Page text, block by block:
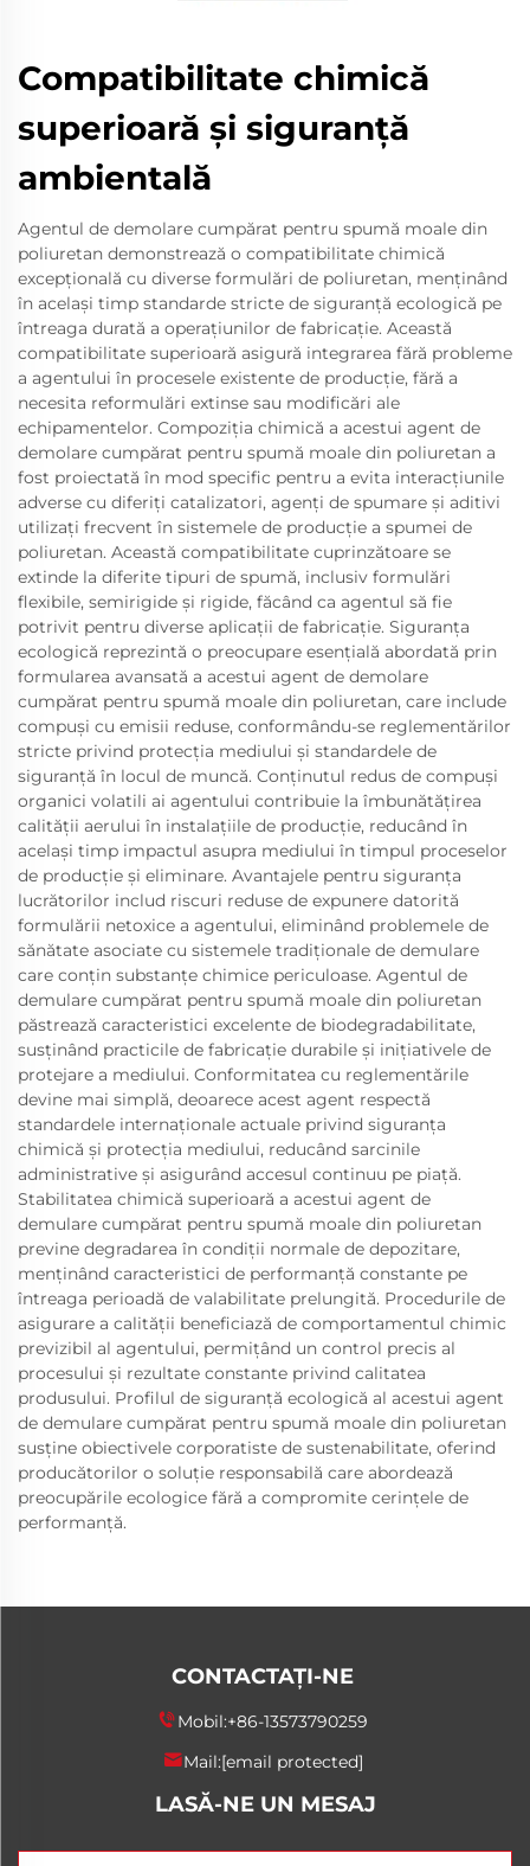
Compatibilitate chimică
superioară și siguranță
ambientală
Agentul de demolare cumpărat pentru spumă moale din
poliuretan demonstrează o compatibilitate chimică
excepțională cu diverse formulări de poliuretan, menținând
în același timp standarde stricte de siguranță ecologică pe
întreaga durată a operațiunilor de fabricație. Această
compatibilitate superioară asigură integrarea fără probleme
a agentului în procesele existente de producție, fără a
necesita reformulări extinse sau modificări ale
echipamentelor. Compoziția chimică a acestui agent de
demolare cumpărat pentru spumă moale din poliuretan a
fost proiectată în mod specific pentru a evita interacțiunile
adverse cu diferiți catalizatori, agenți de spumare și aditivi
utilizați frecvent în sistemele de producție a spumei de
poliuretan. Această compatibilitate cuprinzătoare se
extinde la diferite tipuri de spumă, inclusiv formulări
flexibile, semirigide și rigide, făcând ca agentul să fie
potrivit pentru diverse aplicații de fabricație. Siguranța
ecologică reprezintă o preocupare esențială abordată prin
formularea avansată a acestui agent de demolare
cumpărat pentru spumă moale din poliuretan, care include
compuși cu emisii reduse, conformându-se reglementărilor
stricte privind protecția mediului și standardele de
siguranță în locul de muncă. Conținutul redus de compuși
organici volatili ai agentului contribuie la îmbunătățirea
calității aerului în instalațiile de producție, reducând în
același timp impactul asupra mediului în timpul proceselor
de producție și eliminare. Avantajele pentru siguranța
lucrătorilor includ riscuri reduse de expunere datorită
formulării netoxice a agentului, eliminând problemele de
sănătate asociate cu sistemele tradiționale de demulare
care conțin substanțe chimice periculoase. Agentul de
demulare cumpărat pentru spumă moale din poliuretan
păstrează caracteristici excelente de biodegradabilitate,
susținând practicile de fabricație durabile și inițiativele de
protejare a mediului. Conformitatea cu reglementările
devine mai simplă, deoarece acest agent respectă
standardele internaționale actuale privind siguranța
chimică și protecția mediului, reducând sarcinile
administrative și asigurând accesul continuu pe piață.
Stabilitatea chimică superioară a acestui agent de
demulare cumpărat pentru spumă moale din poliuretan
previne degradarea în condiții normale de depozitare,
menținând caracteristici de performanță constante pe
întreaga perioadă de valabilitate prelungită. Procedurile de
asigurare a calității beneficiază de comportamentul chimic
previzibil al agentului, permițând un control precis al
procesului și rezultate constante privind calitatea
produsului. Profilul de siguranță ecologică al acestui agent
de demulare cumpărat pentru spumă moale din poliuretan
susține obiectivele corporatiste de sustenabilitate, oferind
producătorilor o soluție responsabilă care abordează
preocupările ecologice fără a compromite cerințele de
performanță.
CONTACTAȚI-NE
Mobil:+86-13573790259
Mail:[email protected]
LASĂ-NE UN MESAJ